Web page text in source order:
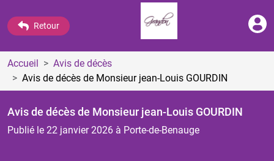
Retour
Accueil
Avis de décès
Avis de décès de Monsieur jean-Louis GOURDIN
Avis de décès de Monsieur jean-Louis GOURDIN
Publié le 22 janvier 2026 à Porte-de-Benauge